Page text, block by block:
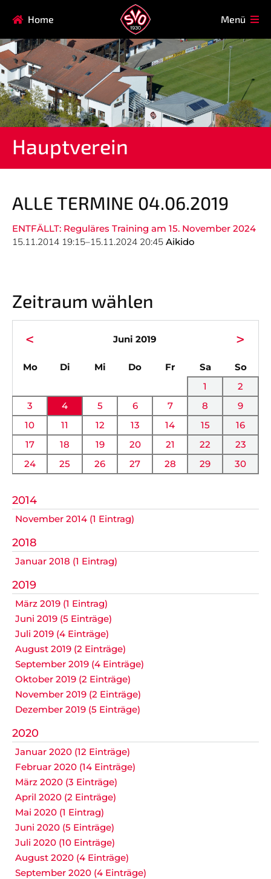
Home Menü
Hauptverein
ALLE TERMINE 04.06.2019
ENTFÄLLT: Reguläres Training am 15. November 2024
15.11.2014 19:15–15.11.2024 20:45 Aikido
Zeitraum wählen
< Juni 2019 >
Montag Dienstag
Mittwoch
Donnerstag
Freitag SamstagSo
1
2
3
4 5 6 7 8
9
10
11 12 13 14 15
16
17
18 19 20 21 22
23
24
25 26 27 28 29 30
2014
November 2014 (1 Eintrag)
2018
Januar 2018 (1 Eintrag)
2019
März 2019 (1 Eintrag)
Juni 2019 (5 Einträge)
Juli 2019 (4 Einträge)
August 2019 (2 Einträge)
September 2019 (4 Einträge)
Oktober 2019 (2 Einträge)
November 2019 (2 Einträge)
Dezember 2019 (5 Einträge)
2020
Januar 2020 (12 Einträge)
Februar 2020 (14 Einträge)
März 2020 (3 Einträge)
April 2020 (2 Einträge)
Mai 2020 (1 Eintrag)
Juni 2020 (5 Einträge)
Juli 2020 (10 Einträge)
August 2020 (4 Einträge)
September 2020 (4 Einträge)
Navigation
überspringen
HAUPTVEREIN
MITGLIEDSCHAFT
FAQ
Navigation
überspringen
AIKIDO
EISSTOCK
FITNESSKURSE
FUSSBALL
GARDE
GESUNDHEITSSPORT
KINDERTURNEN
KYUDO
REHASPORT
TAEKWONDO
TENNIS
Navigation
überspringen
SVO
Mitgliedschaft
Ehrenmitglieder
Verwaltung Intern
INFO
Alle Termine
Anfahrt
Chronik
Fanshop
VEREIN
Vereinssatzung
Schutzkonzept
Impressum
Datenschutz
KOOPERATIONEN
Förderverein
Nicht das Richtige gefunden?
Bitte nehmen Sie Kontakt mit uns auf. Wir helfen
gerne weiter.
post@svo.germaringen.de
Navigation
überspringen
Anfahrt Impressum